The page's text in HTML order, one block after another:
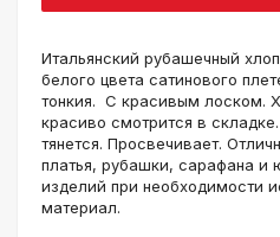
Итальянский рубашечный
белого цвета сатинового
тонкия. С красивым лоском.
красиво смотрится в
тянется. Просвечивает.
платья, рубашки, сарафана и
изделий при необходимости
материал.